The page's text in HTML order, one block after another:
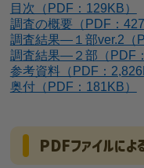
目次（PDF：129KB）
調査の概要（PDF：
調査結果―１部ver.2（
調査結果―２部（PDF
参考資料（PDF：
奥付（PDF：181KB）
PDFファイルに